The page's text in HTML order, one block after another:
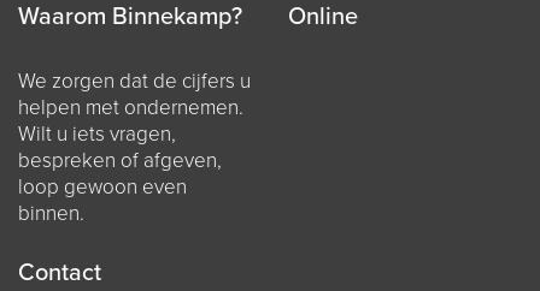
Waarom Binnekamp?
We zorgen dat de cijfers u
helpen met ondernemen.
Wilt u iets vragen,
bespreken of afgeven,
loop gewoon even
binnen.
Online
Contact